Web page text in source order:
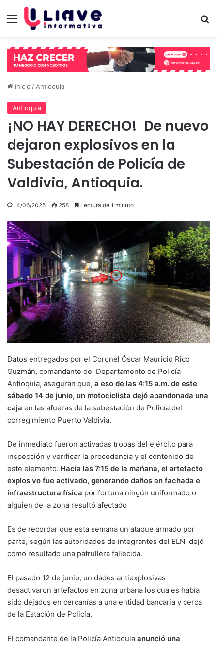
Menú
Inicio / Antioquia
Antioquia
¡NO HAY DERECHO! De nuevo
dejaron explosivos en la
Subestación de Policía de
Valdivia, Antioquia.
14/06/2025 258 Lectura de 1 minuto
Datos entregados por el Coronel Óscar Mauricio Rico
Guzmán, comandante del Departamento de Policía
Antioquia, aseguran que, a eso de las 4:15 a.m. de este
sábado 14 de junio, un motociclista dejó abandonada una
caja en las afueras de la subestación de Policía del
corregimiento Puerto Valdivia.
De inmediato fueron activadas tropas del ejército para
inspección y verificar la procedencia y el contenido de
este elemento. Hacia las 7:15 de la mañana, el artefacto
explosivo fue activado, generando daños en fachada e
infraestructura física por fortuna ningún uniformado o
alguien de la zona resultó afectado
Es de recordar que esta semana un ataque armado por
parte, según las autoridades de integrantes del ELN, dejó
como resultado una patrullera fallecida.
El pasado 12 de junio, unidades antiexplosivas
desactivaron artefactos en zona urbana los cuales había
sido dejados en cercanías a una entidad bancaria y cerca
de la Estación de Policía.
El comandante de la Policía Antioquia anunció una